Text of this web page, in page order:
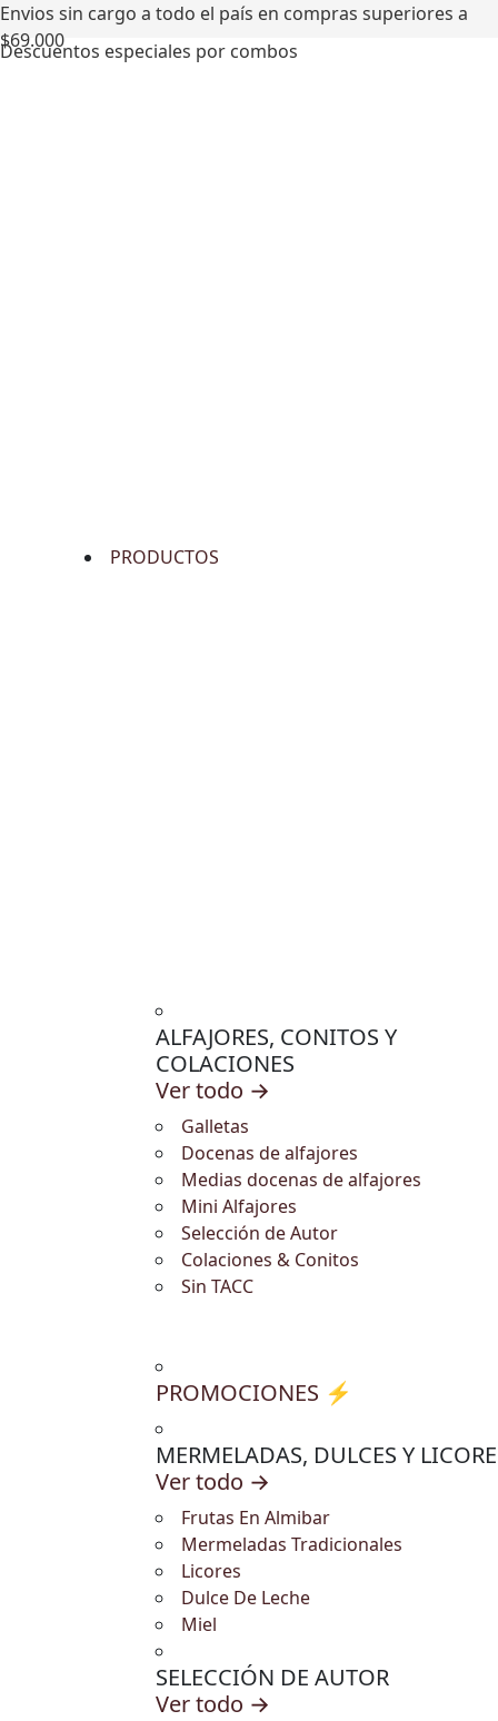
Envios sin cargo a todo el país en compras superiores a
$69.000
Descuentos especiales por combos
PRODUCTOS
ALFAJORES, CONITOS Y
COLACIONES
Ver todo →
Galletas
Docenas de alfajores
Medias docenas de alfajores
Mini Alfajores
Selección de Autor
Colaciones & Conitos
Sin TACC
PROMOCIONES ⚡
MERMELADAS, DULCES Y
Ver todo →
Frutas En Almibar
Mermeladas Tradicionales
Licores
Dulce De Leche
Miel
SELECCIÓN DE AUTOR
Ver todo →